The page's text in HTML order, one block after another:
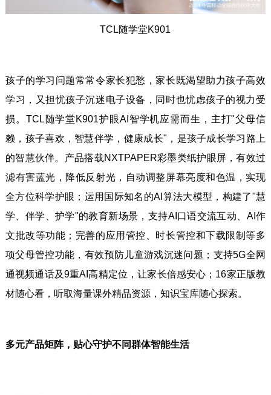
TCL随学堂K901
孩子的学习问题常常令家长犯愁，家长既渴望助力孩子高效
学习，又担忧孩子沉迷电子设备，同时也忧虑孩子的视力受
损。TCL随学堂K901护眼AI智学机应需而生，主打"父母信
赖，孩子喜欢，智慧伴学，健康成长"，是孩子成长学习路上
的智慧伙伴。产品搭载NXTPAPER彩墨类纸护眼屏，有效过
滤有害蓝光，降低反射光，自动调整屏幕亮度和色温，实现
全方位科学护眼；运用国际知名的AI算法大模型，构建了"慧
学、伴学、护学"的教育新场景，支持AI口语交流互动、AI作
文批改等功能；完善的应用管控、时长管控和下载限制等多
项父母管控功能，有效预防儿童游戏沉迷问题；支持5G全网
通视频通话及9重AI高精定位，让家长倍感安心；16家正版教
材随心看，听取海量课外精品资源，知识宝库随心探索。
多元产品矩阵，贴心守护不同群体智能生活